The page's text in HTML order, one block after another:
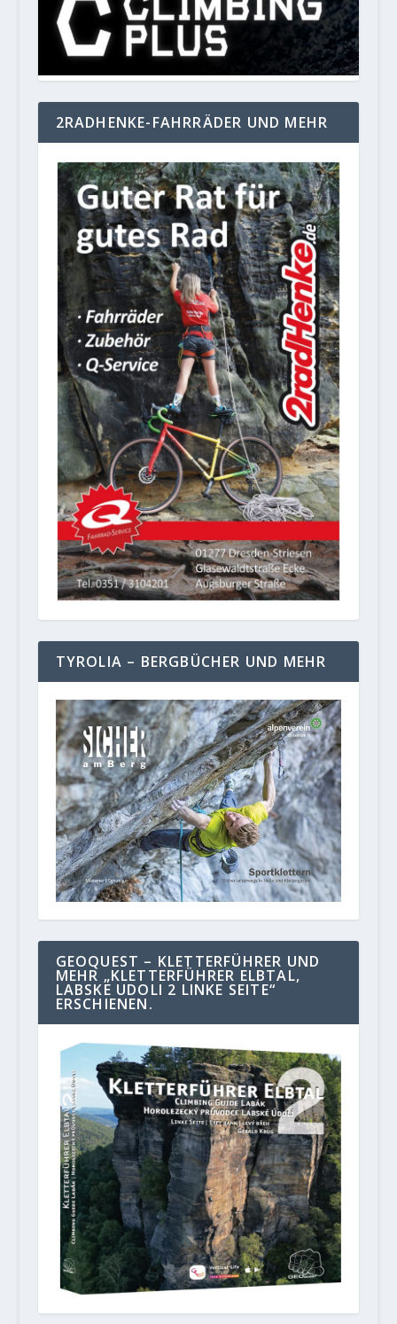
2RADHENKE-FAHRRÄDER UND MEHR
TYROLIA – BERGBÜCHER UND MEHR
GEOQUEST – KLETTERFÜHRER UND
MEHR „KLETTERFÜHRER ELBTAL,
LABSKE UDOLI 2 LINKE SEITE“
ERSCHIENEN.